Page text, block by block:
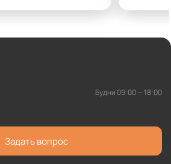
Будни 09:00 — 18:00
Задать вопрос